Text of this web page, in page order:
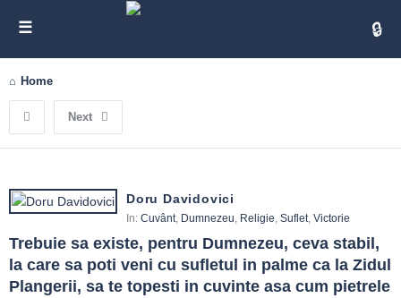
Home
Next
Doru Davidovici
In: Cuvânt, Dumnezeu, Religie, Suflet, Victorie
Trebuie sa existe, pentru Dumnezeu, ceva stabil,
la care sa poti veni cu sufletul in palme ca la Zidul
Plangerii, sa te topesti in cuvinte asa cum pietrele